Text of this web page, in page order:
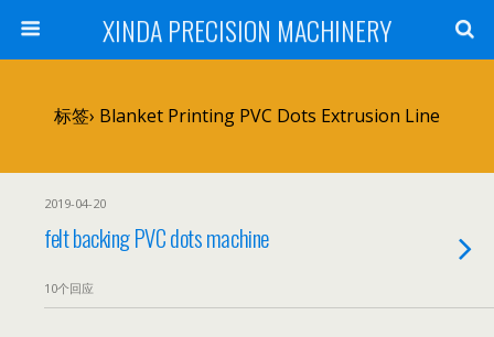
XINDA PRECISION MACHINERY
标签› Blanket Printing PVC Dots Extrusion Line
2019-04-20
felt backing PVC dots machine
10个回应